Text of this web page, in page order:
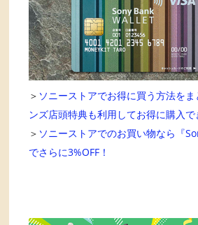
＞ ソニーストアでお得に買う方法を
ンズ店頭特典も利用してお得に購入で
＞ ソニーストアでのお買い物なら『
でさらに3%OFF！